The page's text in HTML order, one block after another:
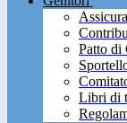
Patto di
Libri di